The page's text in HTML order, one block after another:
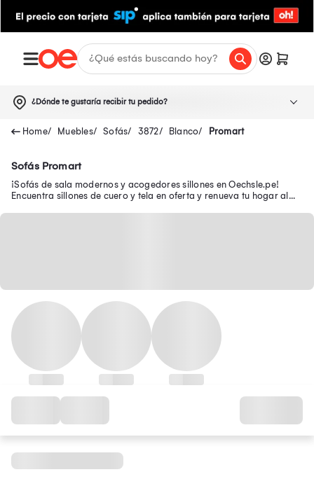
¿Dónde te gustaría recibir tu pedido?
Muebles Sofás 3872 Blanco Promart
Sofás Promart
¡Sofás de sala modernos y acogedores sillones en Oechsle.pe!
Encuentra sillones de cuero y tela en oferta y renueva tu hogar al